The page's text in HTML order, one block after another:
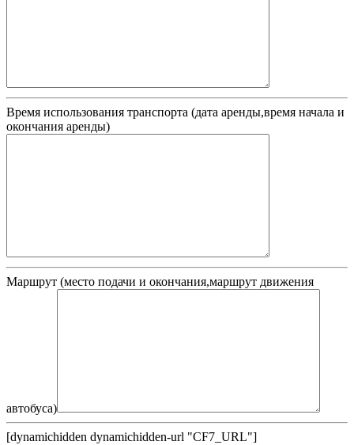
Время использования транспорта (дата аренды,время начала и
окончания аренды)
Маршрут (место подачи и окончания,маршрут движения
автобуса)
[dynamichidden dynamichidden-url "CF7_URL"]